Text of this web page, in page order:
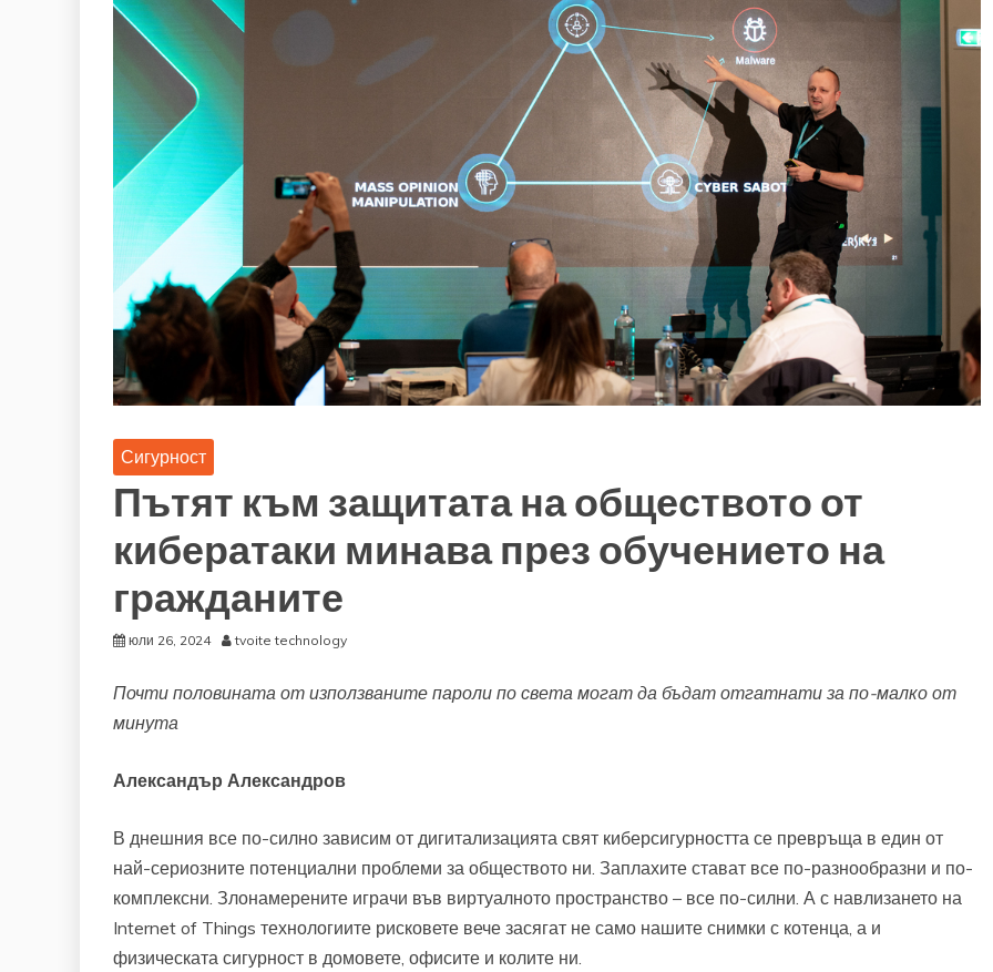
Сигурност
Пътят към защитата на обществото от
кибератаки минава през обучението на
гражданите
юли 26, 2024 tvoite technology
Почти половината от използваните пароли по света могат да бъдат отгатнати за по-малко от
минута
Александър Александров
В днешния все по-силно зависим от дигитализацията свят киберсигурността се превръща в един от
най-сериозните потенциални проблеми за обществото ни. Заплахите стават все по-разнообразни и по-
комплексни. Злонамерените играчи във виртуалното пространство – все по-силни. А с навлизането на
Internet of Things технологиите рисковете вече засягат не само нашите снимки с котенца, а и
физическата сигурност в домовете, офисите и колите ни.